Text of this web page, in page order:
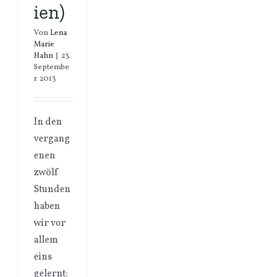
ien)
VonLena
Marie
Hahn | 23.
Septembe
r 2013
In den
vergang
enen
zwölf
Stunden
haben
wir vor
allem
eins
gelernt: